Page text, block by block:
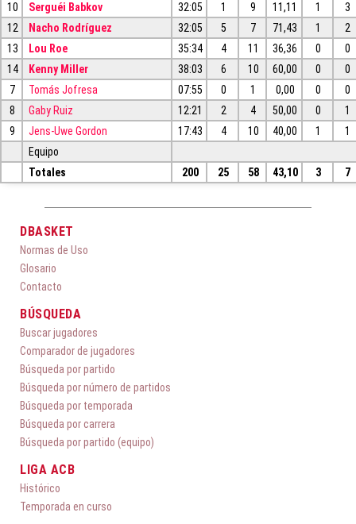
10
Serguéi Babkov 32:05 1 9 11,11 1
3
12
Nacho Rodríguez 32:05 5 7 71,43 1
2
13
Lou Roe 35:34 4 11 36,36 0
0
14
Kenny Miller 38:03 6 10 60,00 0
0
7
Tomás Jofresa 07:55 0 1 0,00 0
0
8
Gaby Ruiz 12:21 2 4 50,00 0
1
9
Jens-Uwe Gordon 17:43 4 10 40,00 1
1
Equipo
Totales
200 25 58 43,10 3 7
DBASKET
Normas de Uso
Glosario
Contacto
BÚSQUEDA
Buscar jugadores
Comparador de jugadores
Búsqueda por partido
Búsqueda por número de partidos
Búsqueda por temporada
Búsqueda por carrera
Búsqueda por partido (equipo)
LIGA ACB
Histórico
Temporada en curso